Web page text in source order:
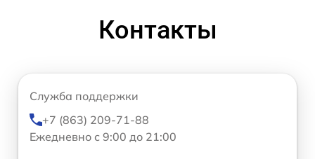
Контакты
Служба поддержки
+7 (863) 209-71-88
Ежедневно с 9:00 до 21:00